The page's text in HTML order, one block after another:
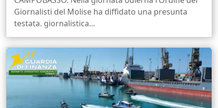
Giornalisti del Molise ha diffidato una presunta
testata. giornalistica...